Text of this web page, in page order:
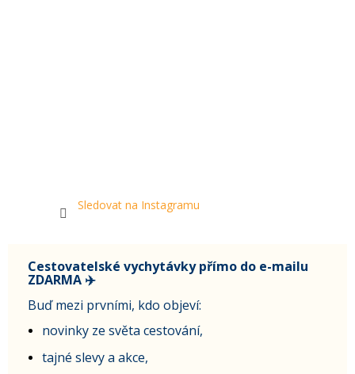
Sledovat na Instagramu
Cestovatelské vychytávky přímo do e-mailu
ZDARMA ✈️
Buď mezi prvními, kdo objeví:
novinky ze světa cestování,
tajné slevy a akce,